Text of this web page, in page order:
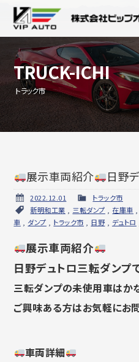
TRUCK-ICHI
トラック市
展示車両紹介 日野
2022.12.01
トラック市
新明和工業
三転ダンプ 在庫車
車
ダンプ トラック市 日野 デュトロ
展示車両紹介
日野デュトロ三転ダンプで
三転ダンプの未使用車はか
ご興味ある方はお気軽にお
車両詳細